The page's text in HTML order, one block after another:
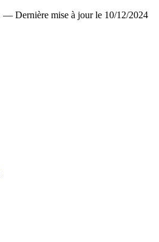
— Dernière mise à jour le 10/12/2024